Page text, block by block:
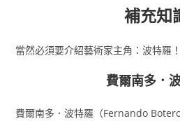
補充知
當然必須要介紹藝術家主角：波特羅！
費爾南多．
費爾南多．波特羅（Fernando